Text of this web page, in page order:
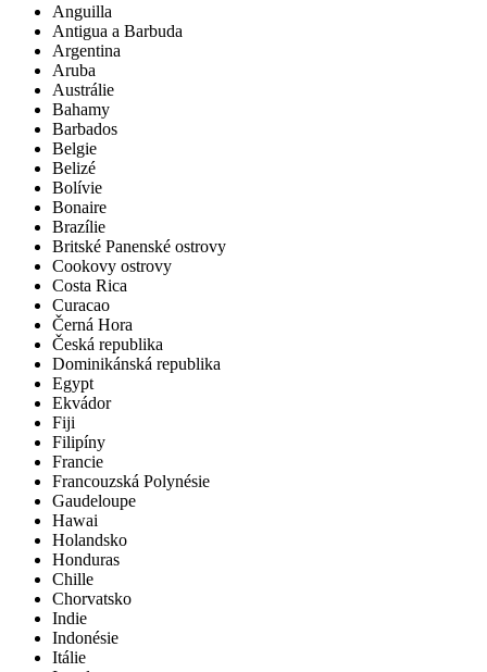
Anguilla
Antigua a Barbuda
Argentina
Aruba
Austrálie
Bahamy
Barbados
Belgie
Belizé
Bolívie
Bonaire
Brazílie
Britské Panenské ostrovy
Cookovy ostrovy
Costa Rica
Curacao
Černá Hora
Česká republika
Dominikánská republika
Egypt
Ekvádor
Fiji
Filipíny
Francie
Francouzská Polynésie
Gaudeloupe
Hawai
Holandsko
Honduras
Chille
Chorvatsko
Indie
Indonésie
Itálie